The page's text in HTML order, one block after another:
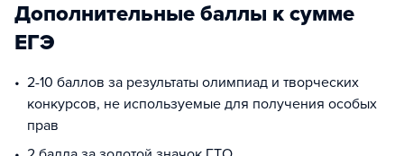
Дополнительные баллы к сумме
ЕГЭ
2-10 баллов за результаты олимпиад и творческих
конкурсов, не используемые для получения особых
прав